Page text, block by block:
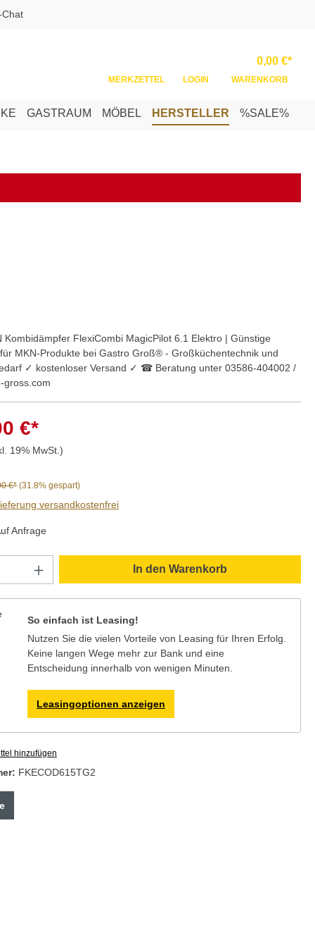
MERKZETTEL LOGIN
0,00 €*
WARENKORB
GASTRAUM MÖBEL HERSTELLER %SALE%
Kombidämpfer FlexiCombi MagicPilot 6.1 Elektro | Günstige
MKN-Produkte bei Gastro Groß® - Großküchentechnik und
✓ kostenloser Versand ✓ ☎ Beratung unter 03586-404002 /
gross.com
€*
19% MwSt.)
€* (31.8% gespart)
versandkostenfrei
Anfrage
Anzahl: Gib den gewünschten Wert ein
In den Warenkorb
So einfach ist Leasing!
Nutzen Sie die vielen Vorteile von Leasing für Ihren Erfolg.
Keine langen Wege mehr zur Bank und eine
Entscheidung innerhalb von wenigen Minuten.
Leasingoptionen anzeigen
hinzufügen
FKECOD615TG2